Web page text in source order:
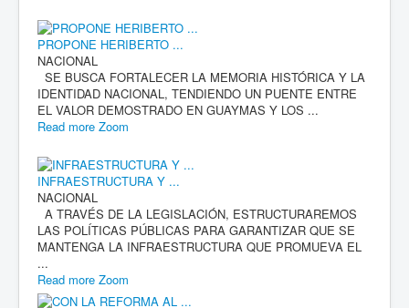
PROPONE HERIBERTO ...
NACIONAL
SE BUSCA FORTALECER LA MEMORIA HISTÓRICA Y LA
IDENTIDAD NACIONAL, TENDIENDO UN PUENTE ENTRE
EL VALOR DEMOSTRADO EN GUAYMAS Y LOS ...
Read more Zoom
INFRAESTRUCTURA Y ...
NACIONAL
A TRAVÉS DE LA LEGISLACIÓN, ESTRUCTURAREMOS
LAS POLÍTICAS PÚBLICAS PARA GARANTIZAR QUE SE
MANTENGA LA INFRAESTRUCTURA QUE PROMUEVA EL
...
Read more Zoom